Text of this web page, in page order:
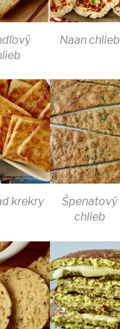
Naan chlieb
krekry
Špenatový
chlieb